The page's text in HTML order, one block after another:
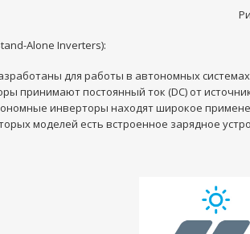
Alone Inverters):
для работы в автономных
принимают постоянный ток (DC) от
инверторы находят широкое
моделей есть встроенное зарядное